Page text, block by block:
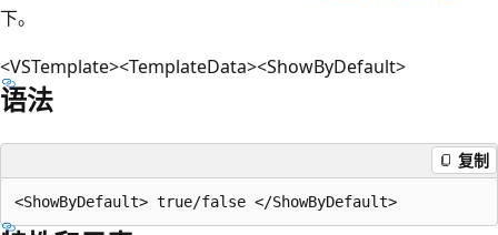
下。
<VSTemplate><TemplateData><ShowByDefault>
语法
复制